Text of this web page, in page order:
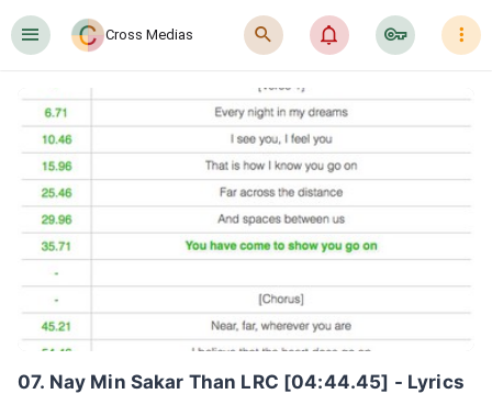
󰍜 Cross Medias 󰍉 󰂜 󰷖 󰇙
07. Nay Min Sakar Than LRC [04:44.45] - Lyrics